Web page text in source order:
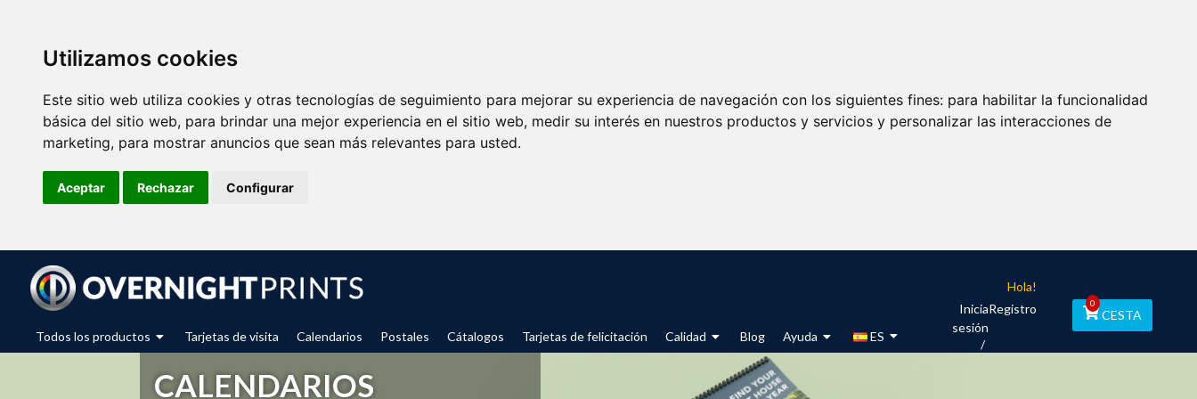
Utilizamos cookies
Este sitio web utiliza cookies y otras tecnologías de seguimiento para mejorar su experiencia de navegación con los siguientes fines: para habilitar la funcionalidad
básica del sitio web, para brindar una mejor experiencia en el sitio web, medir su interés en nuestros productos y servicios y personalizar las interacciones de
marketing, para mostrar anuncios que sean más relevantes para usted.
Aceptar Rechazar Configurar
Todos los productos Tarjetas de visita Calendarios Postales Cátalogos Tarjetas de felicitación Calidad Blog Ayuda ES
Hola!
Inicia
sesión
Registro CESTA
0
CALENDARIOS